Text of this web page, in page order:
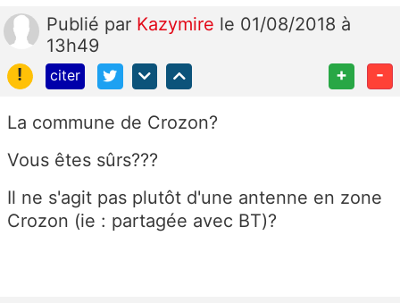
Publié par Kazymire le 01/08/2018 à
13h49
!
citer + -
La commune de Crozon?
Vous êtes sûrs???
Il ne s'agit pas plutôt d'une antenne en zone
Crozon (ie : partagée avec BT)?